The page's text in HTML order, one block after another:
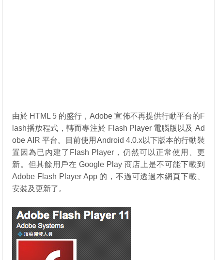
由於 HTML 5 的盛行，Adobe 宣佈不再提供行動平台的F
lash播放程式，轉而專注於 Flash Player 電腦版以及 Ad
obe AIR 平台。目前使用Android 4.0.x以下版本的行動裝
置因為已內建了Flash Player，仍然可以正常使用、更
新。但其餘用戶在 Google Play 商店上是不可能下載到
Adobe Flash Player App 的，不過可透過本網頁下載、
安裝及更新了。